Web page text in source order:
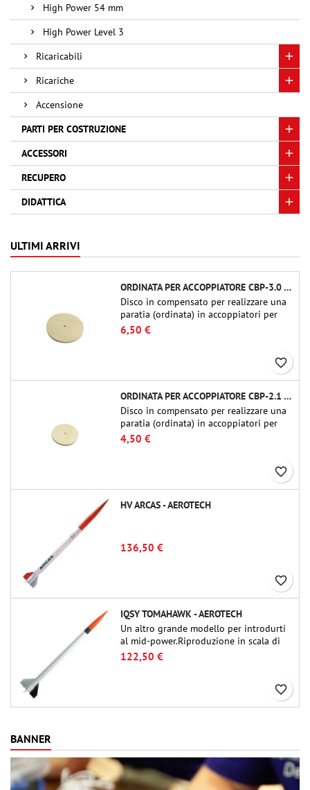
High Power 54 mm
High Power Level 3
Ricaricabili
Ricariche
Accensione
PARTI PER COSTRUZIONE
ACCESSORI
RECUPERO
DIDATTICA
ULTIMI ARRIVI
ORDINATA PER ACCOPPIATORE CBP-3.0 - PUBLIC MISSILES LTD.
Disco in compensato per realizzare una
paratia (ordinata) in accoppiatori per
tubi Public Missiles Ltd. da 54 mm (PT-
2.1 o QT-2.1)
6,50 €
favorite_border
ORDINATA PER ACCOPPIATORE CBP-2.1 - PUBLIC MISSILES LTD.
Disco in compensato per realizzare una
paratia (ordinata) in accoppiatori per
tubi Public Missiles Ltd. da 54 mm (PT-
2.1 o QT-2.1)
4,50 €
favorite_border
HV ARCAS - AEROTECH
136,50 €
favorite_border
IQSY TOMAHAWK - AEROTECH
Un altro grande modello per introdurti
al mid-power.Riproduzione in scala di
un famoso razzo-sonda, dalle dimensioni
contenute e adatto per passare a kit di
122,50 €
favorite_border
BANNER